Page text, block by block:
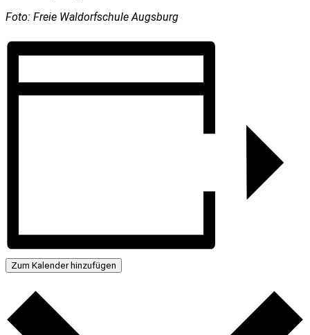
Foto: Freie Waldorfschule Augsburg
Zum Kalender hinzufügen